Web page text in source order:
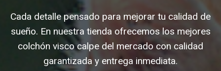
Cada detalle pensado para mejorar tu calidad de
sueño. En nuestra tienda ofrecemos los mejores
colchón visco calpe del mercado con calidad
garantizada y entrega inmediata.